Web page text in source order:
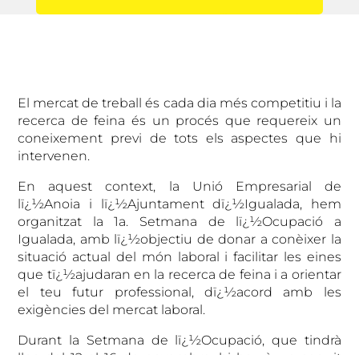
El mercat de treball és cada dia més competitiu i la
recerca de feina és un procés que requereix un
coneixement previ de tots els aspectes que hi
intervenen.
En aquest context, la Unió Empresarial de
lï¿½Anoia i lï¿½Ajuntament dï¿½Igualada, hem
organitzat la 1a. Setmana de lï¿½Ocupació a
Igualada, amb lï¿½objectiu de donar a conèixer la
situació actual del món laboral i facilitar les eines
que tï¿½ajudaran en la recerca de feina i a orientar
el teu futur professional, dï¿½acord amb les
exigències del mercat laboral.
Durant la Setmana de lï¿½Ocupació, que tindrà